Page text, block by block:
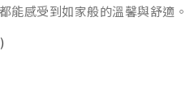
能感受到如家般的溫馨與舒適。